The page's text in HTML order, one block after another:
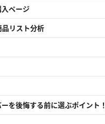
ページ
リスト分析
を後悔する前に選ぶポイント！